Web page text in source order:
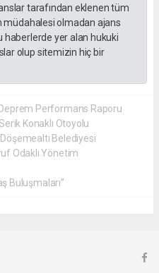
tarafından eklenen tüm
müdahalesi olmadan ajans
haberlerde yer alan hukuki
olup sitemizin hiç bir
Performans Raporu
Konaklı Otoyolu
Belediyesi
Odaklı Yönetim
Buluşmaları”